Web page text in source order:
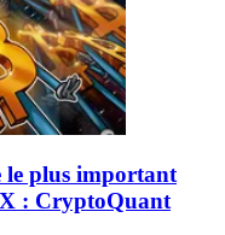
le plus important
: CryptoQuant